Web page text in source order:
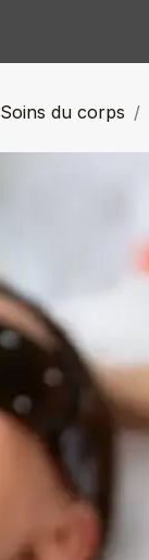
Soins du corps